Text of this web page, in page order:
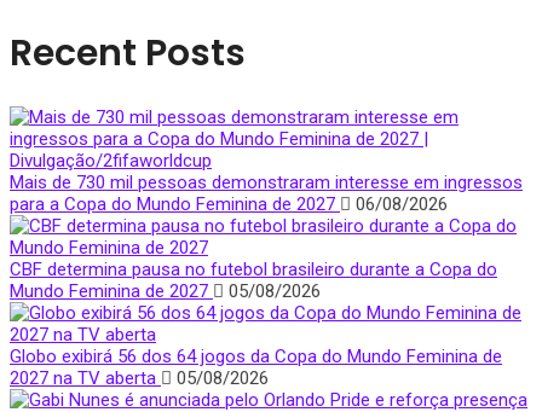
Recent Posts
Mais de 730 mil pessoas demonstraram interesse em ingressos
para a Copa do Mundo Feminina de 2027
06/08/2026
CBF determina pausa no futebol brasileiro durante a Copa do
Mundo Feminina de 2027
05/08/2026
Globo exibirá 56 dos 64 jogos da Copa do Mundo Feminina de
2027 na TV aberta
05/08/2026